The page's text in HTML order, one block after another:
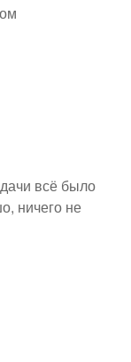
всё было
ничего не